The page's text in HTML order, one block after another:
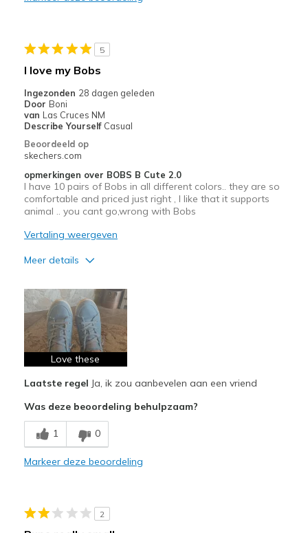
Casual Wear
Travel
Width
Sizing
View On Shoes
Shoes are for Wearing
5
I love my Bobs
Ingezonden 28 dagen geleden
Door Boni
van Las Cruces NM
Describe Yourself Casual
Beoordeeld op
skechers.com
opmerkingen over BOBS B Cute 2.0
I have 10 pairs of Bobs in all different colors.. they are so
comfortable and priced just right , I like that it supports
animal .. you cant go,wrong with Bobs
Vertaling weergeven
Meer details
Comfortable
Stylish
Beste toepassingen
Casual Wear
Width
Feels true to width
Sizing
View On Shoes
Love these
Laatste regel Ja, ik zou aanbevelen aan een vriend
Was deze beoordeling behulpzaam?
1 0
Markeer deze beoordeling
2